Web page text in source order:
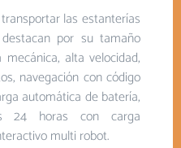
las estanterías
por su tamaño
alta velocidad,
navegación con código
automática de batería,
24 horas con carga
multi robot.